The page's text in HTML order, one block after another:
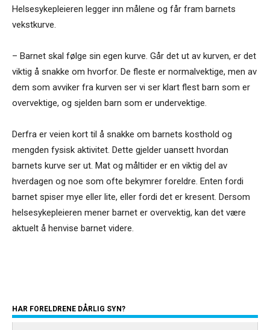
Helsesykepleieren legger inn målene og får fram barnets
vekstkurve.
– Barnet skal følge sin egen kurve. Går det ut av kurven, er det
viktig å snakke om hvorfor. De fleste er normalvektige, men av
dem som avviker fra kurven ser vi ser klart flest barn som er
overvektige, og sjelden barn som er undervektige.
Derfra er veien kort til å snakke om barnets kosthold og
mengden fysisk aktivitet. Dette gjelder uansett hvordan
barnets kurve ser ut. Mat og måltider er en viktig del av
hverdagen og noe som ofte bekymrer foreldre. Enten fordi
barnet spiser mye eller lite, eller fordi det er kresent. Dersom
helsesykepleieren mener barnet er overvektig, kan det være
aktuelt å henvise barnet videre.
HAR FORELDRENE DÅRLIG SYN?